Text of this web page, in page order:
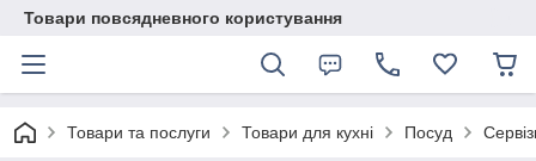
Товари повсядневного користування
Товари та послуги Товари для кухні Посуд